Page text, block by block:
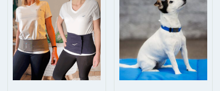
la
page
du
produit
la
du